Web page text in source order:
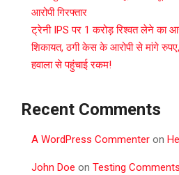
आरोपी गिरफ्तार
ट्रेनी IPS पर 1 करोड़ रिश्वत लेने का
शिकायत, ठगी केस के आरोपी से मांगे
हवाला से पहुंचाई रकम!
Recent Comments
A WordPress Commenter on
John Doe on Testing